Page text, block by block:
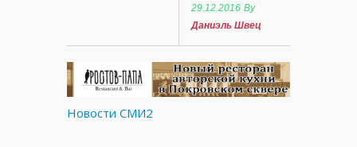
29.12.2016 By
Даниэль Швец
Новости СМИ2